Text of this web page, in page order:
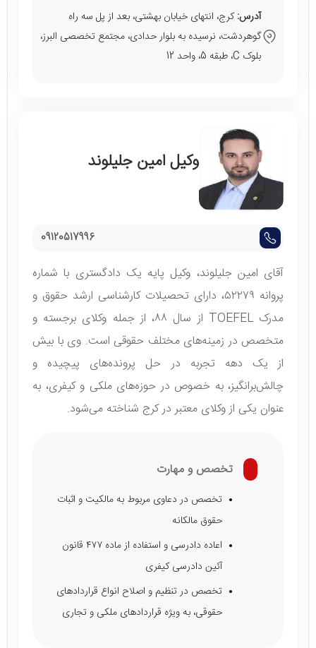
آدرس:کرج، انتهای خیابان بهشتی، بعد از پل سه راه
گوهردشت، نرسیده به بلوار حدادی، مجتمع تخصصی البرز،
بلوک C، طبقه 5، واحد 12
وکیل امین جلیلوند
09120517996
آقای امین جلیلوند، وکیل پایه یک دادگستری با شماره
پروانه ۵۲۲۷۹، دارای تحصیلات کارشناسی ارشد حقوق و
مدرک TOEFEL از سال ۸۸، از جمله وکلای برجسته و
متخصص در زمینه‌های مختلف حقوقی است. وی با بیش
از یک دهه تجربه در حل پرونده‌های پیچیده و
چالش‌برانگیز، به خصوص در حوزه‌های ملکی و کیفری، به
عنوان یکی از وکلای معتبر در کرج شناخته می‌شود.
تخصص و مهارت
تخصص در دعاوی مربوط به مالکیت و اثبات
حقوق مالکانه
اعاده دادرسی و استفاده از ماده ۴۷۷ قانون
آئین دادرسی کیفری
تخصص در تنظیم و اصلاح انواع قراردادهای
حقوقی، به ویژه قراردادهای ملکی و تجاری